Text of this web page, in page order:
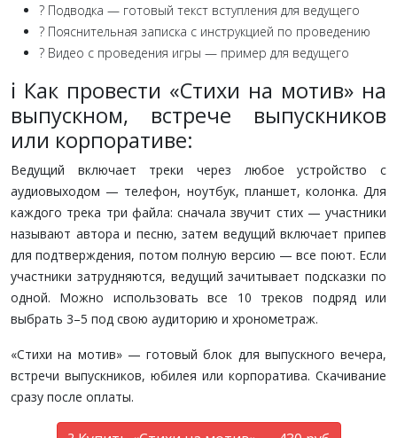
?️ Подводка — готовый текст вступления для ведущего
? Пояснительная записка с инструкцией по проведению
? Видео с проведения игры — пример для ведущего
ℹ️ Как провести «Стихи на мотив» на
выпускном, встрече выпускников
или корпоративе:
Ведущий включает треки через любое устройство с
аудиовыходом — телефон, ноутбук, планшет, колонка. Для
каждого трека три файла: сначала звучит стих — участники
называют автора и песню, затем ведущий включает припев
для подтверждения, потом полную версию — все поют. Если
участники затрудняются, ведущий зачитывает подсказки по
одной. Можно использовать все 10 треков подряд или
выбрать 3–5 под свою аудиторию и хронометраж.
«Стихи на мотив» — готовый блок для выпускного вечера,
встречи выпускников, юбилея или корпоратива. Скачивание
сразу после оплаты.